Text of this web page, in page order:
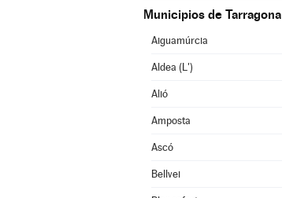
Municipios de Tarragona
Aiguamúrcia
Aldea (L')
Alió
Amposta
Ascó
Bellvei